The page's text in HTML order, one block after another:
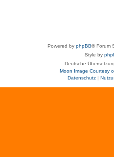
Powered by phpBB® Forum
Style by
Deutsche
Moon Image Courtesy
Datenschutz|